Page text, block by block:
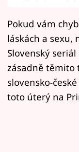
Mámy sobě
Přihlášení
Sledujte nás
Pokud vám
láskách a sexu,
Slovenský
zásadně těmito
slovensko-
toto úterý na